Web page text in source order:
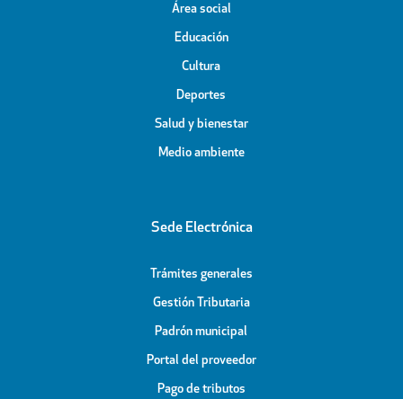
Área social
Educación
Cultura
Deportes
Salud y bienestar
Medio ambiente
Sede Electrónica
Trámites generales
Gestión Tributaria
Padrón municipal
Portal del proveedor
Pago de tributos